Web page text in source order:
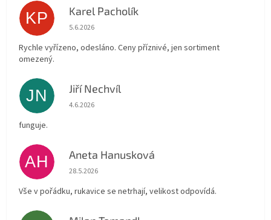
KP Karel Pacholík
Hodnocení obchodu je 4 z 5 hvězdiček.
5.6.2026
Rychle vyřízeno, odesláno. Ceny příznivé, jen sortiment
omezený.
JN Jiří Nechvíl
Hodnocení obchodu je 5 z 5 hvězdiček.
4.6.2026
funguje.
AH Aneta Hanusková
Hodnocení obchodu je 5 z 5 hvězdiček.
28.5.2026
Vše v pořádku, rukavice se netrhají, velikost odpovídá.